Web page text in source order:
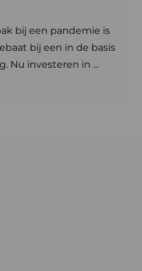
bij een pandemie is
bij een in de basis
Nu investeren in ...